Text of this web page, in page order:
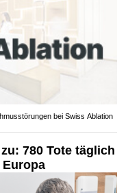
bei Swiss Ablation
780 Tote täglich